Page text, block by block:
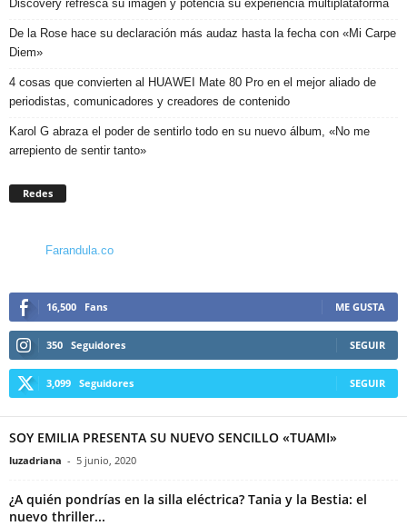
Discovery refresca su imagen y potencia su experiencia multiplataforma
De la Rose hace su declaración más audaz hasta la fecha con «Mi Carpe
Diem»
4 cosas que convierten al HUAWEI Mate 80 Pro en el mejor aliado de
periodistas, comunicadores y creadores de contenido
Karol G abraza el poder de sentirlo todo en su nuevo álbum, «No me
arrepiento de sentir tanto»
Redes
Farandula.co
16,500 Fans ME GUSTA
350 Seguidores SEGUIR
3,099 Seguidores SEGUIR
SOY EMILIA PRESENTA SU NUEVO SENCILLO «TUAMI»
luzadriana - 5 junio, 2020
¿A quién pondrías en la silla eléctrica? Tania y la Bestia: el
nuevo thriller...